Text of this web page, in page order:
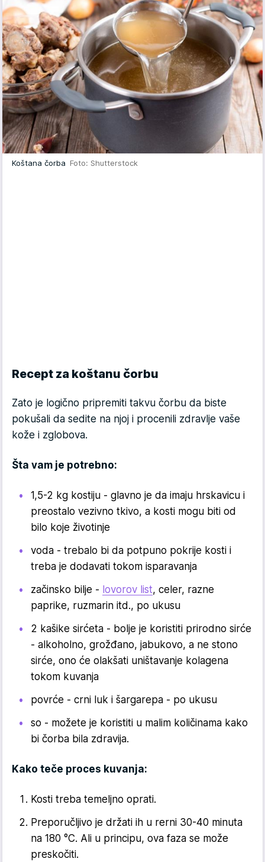
Koštana čorba Foto: Shutterstock
Recept za koštanu čorbu
Zato je logično pripremiti takvu čorbu da biste
pokušali da sedite na njoj i procenili zdravlje vaše
kože i zglobova.
Šta vam je potrebno:
1,5-2 kg kostiju - glavno je da imaju hrskavicu i
preostalo vezivno tkivo, a kosti mogu biti od
bilo koje životinje
voda - trebalo bi da potpuno pokrije kosti i
treba je dodavati tokom isparavanja
začinsko bilje - lovorov list, celer, razne
paprike, ruzmarin itd., po ukusu
2 kašike sirćeta - bolje je koristiti prirodno sirće
- alkoholno, grožđano, jabukovo, a ne stono
sirće, ono će olakšati uništavanje kolagena
tokom kuvanja
povrće - crni luk i šargarepa - po ukusu
so - možete je koristiti u malim količinama kako
bi čorba bila zdravija.
Kako teče proces kuvanja:
Kosti treba temeljno oprati.
Preporučljivo je držati ih u rerni 30-40 minuta
na 180 °C. Ali u principu, ova faza se može
preskočiti.